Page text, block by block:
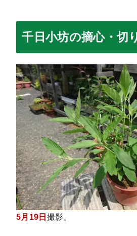
千日小坊の摘心・切
5月19日 撮影。